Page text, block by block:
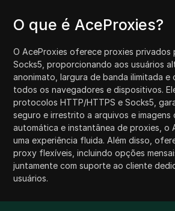
O que é AceProxies?
O AceProxies oferece proxies privados
Socks5, proporcionando aos usuários
anonimato, largura de banda ilimitada e
todos os navegadores e dispositivos.
protocolos HTTP/HTTPS e Socks5,
seguro e irrestrito a arquivos e imagens
automática e instantânea de proxies, o
uma experiência fluida. Além disso,
proxy flexíveis, incluindo opções
juntamente com suporte ao cliente
usuários.